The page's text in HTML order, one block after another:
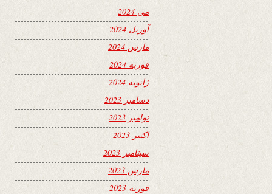
می 2024
آوریل 2024
مارس 2024
فوریه 2024
ژانویه 2024
دسامبر 2023
نوامبر 2023
اکتبر 2023
سپتامبر 2023
مارس 2023
فوریه 2023